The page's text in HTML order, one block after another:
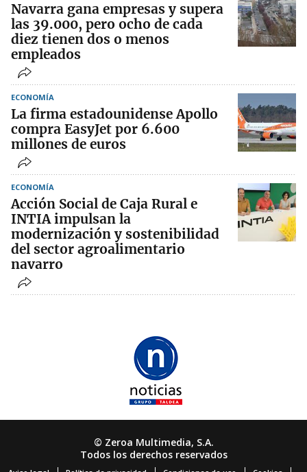
Navarra gana empresas y supera
las 39.000, pero ocho de cada
diez tienen dos o menos
empleados
ECONOMÍA
La firma estadounidense Apollo
compra EasyJet por 6.600
millones de euros
ECONOMÍA
Acción Social de Caja Rural e
INTIA impulsan la
modernización y sostenibilidad
del sector agroalimentario
navarro
© Zeroa Multimedia, S.A.
Todos los derechos reservados